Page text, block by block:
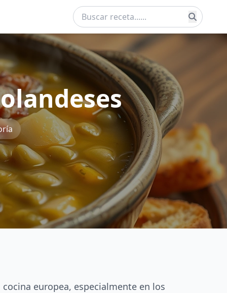
europea, especialmente en los